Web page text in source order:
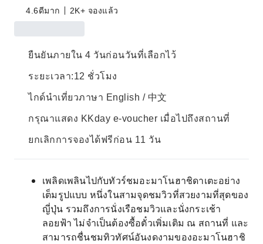
4.6ดีมาก 2K+ จองแล้ว
ยืนยันภายใน 4 วันก่อนวันที่เลือกไว้
ระยะเวลา:12 ชั่วโมง
ไกด์นำเที่ยวภาษา English / 中文
กรุณาแสดง KKday e-voucher เมื่อไปถึงสถานที่
ยกเลิกการจองได้ฟรีก่อน 11 วัน
เพลิดเพลินไปกับทัวร์ชมอะมาโนฮาชิดาเตะอย่าง
เต็มรูปแบบ หนึ่งในสามจุดชมวิวที่สวยงามที่สุดของ
ญี่ปุ่น รวมถึงการนั่งเรือชมวิวและนั่งกระเช้า
ลอยฟ้า ไม่จำเป็นต้องซื้อตั๋วเพิ่มเติม ณ สถานที่ และ
สามารถชื่นชมทิวทัศน์อันงดงามของอะมาโนฮาชิ